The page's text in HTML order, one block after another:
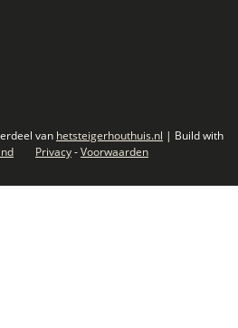
van hetsteigerhouthuis.nl | Build with
Privacy-Voorwaarden